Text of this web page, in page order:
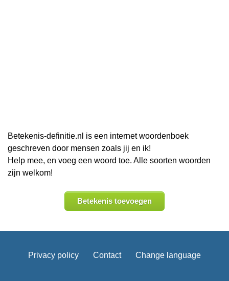
Betekenis-definitie.nl is een internet woordenboek
geschreven door mensen zoals jij en ik!
Help mee, en voeg een woord toe. Alle soorten woorden
zijn welkom!
Betekenis toevoegen
Privacy policy Contact Change language